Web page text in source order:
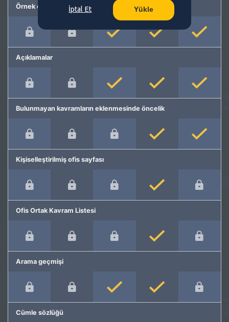
Örnek cümleler
Açıklamalar
Bulunmayan kavramların eklenmesinde öncelik
Kişiselleştirilmiş ofis sayfası
Ofis Ortak Kavram Listesi
Arama geçmişi
Cümle sözlüğü
İptal Et Yükle